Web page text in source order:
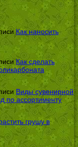
Как наносить
Как сделать
Виды сувенирной
по ассортименту
грушу в